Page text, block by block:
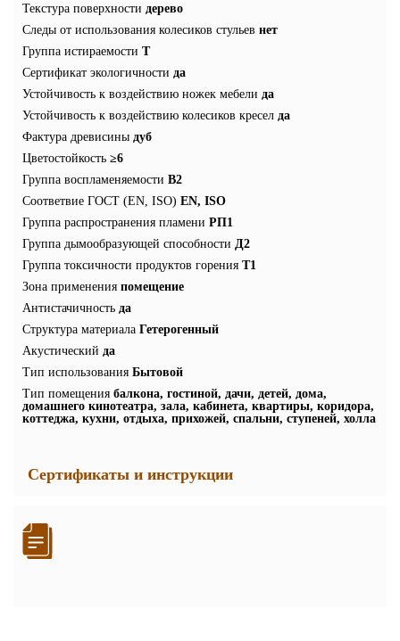
Текстура поверхности дерево
Следы от использования колесиков стульев нет
Группа истираемости Т
Сертификат экологичности да
Устойчивость к воздействию ножек мебели да
Устойчивость к воздействию колесиков кресел да
Фактура древисины дуб
Цветостойкость ≥6
Группа воспламеняемости В2
Соответвие ГОСТ (EN, ISO) EN, ISO
Группа распространения пламени РП1
Группа дымообразующей способности Д2
Группа токсичности продуктов горения Т1
Зона применения помещение
Антистачичность да
Структура материала Гетерогенный
Акустический да
Тип использования Бытовой
Тип помещения балкона, гостиной, дачи, детей, дома,
домашнего кинотеатра, зала, кабинета, квартиры, коридора,
коттеджа, кухни, отдыха, прихожей, спальни, ступеней, холла
Сертификаты и инструкции